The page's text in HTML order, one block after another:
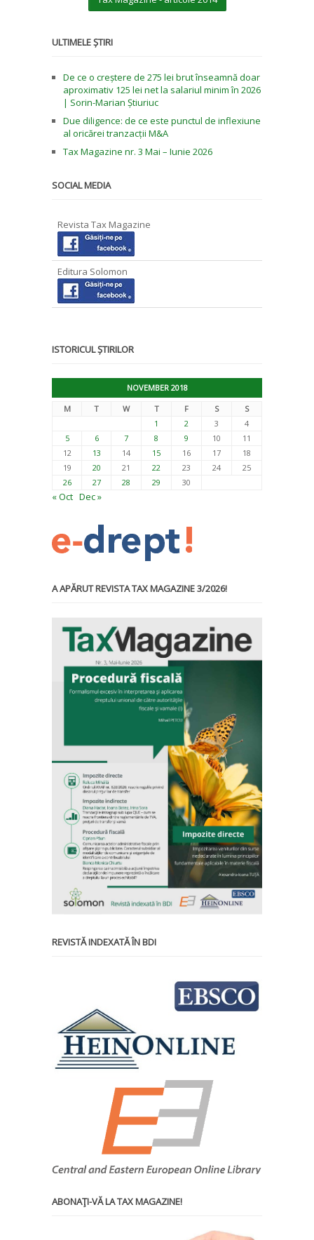
ULTIMELE ȘTIRI
De ce o creștere de 275 lei brut înseamnă doar
aproximativ 125 lei net la salariul minim în 2026
| Sorin-Marian Știuriuc
Due diligence: de ce este punctul de inflexiune
al oricărei tranzacții M&A
Tax Magazine nr. 3 Mai – Iunie 2026
SOCIAL MEDIA
Revista Tax Magazine
Editura Solomon
ISTORICUL ȘTIRILOR
NOVEMBER 2018
M
T W T F S
S
1
2 3
4
5
6 7 8 9 10
11
12
13 14 15 16 17
18
19
20 21 22 23 24
25
26
27 28 29 30
« Oct Dec »
A APĂRUT REVISTA TAX MAGAZINE 3/2026!
REVISTĂ INDEXATĂ ÎN BDI
ABONAŢI-VĂ LA TAX MAGAZINE!